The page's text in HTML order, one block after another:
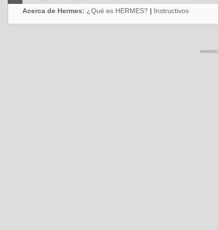
Acerca de Hermes: ¿Qué es HERMES? | Instructivos